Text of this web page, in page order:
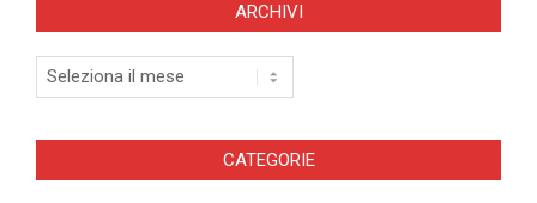
ARCHIVI
Archivi
CATEGORIE